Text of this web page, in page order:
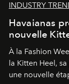
INDUSTRY
Havaianas
nouvelle
À la Fashion
la Kitten Heel,
une nouvelle